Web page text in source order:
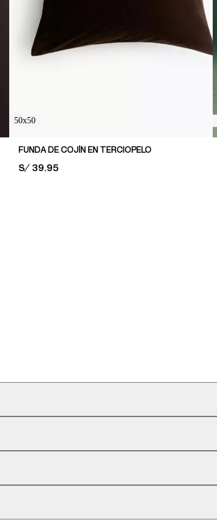
50x50
FUNDA DE COJÍN EN TERCIOPELO
PRICE:
S/ 39.95